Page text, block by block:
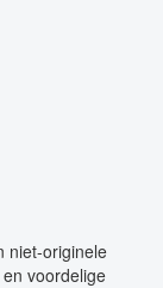
niet-originele
voordelige